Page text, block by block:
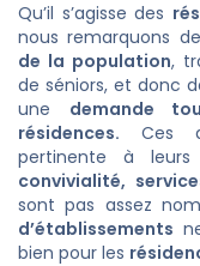
Qu’il s’agisse des
nous remarquons
de la population,
de séniors, et donc
une demande
résidences. Ces
pertinente à
convivialité,
sont pas assez
d’établissements
bien pour les